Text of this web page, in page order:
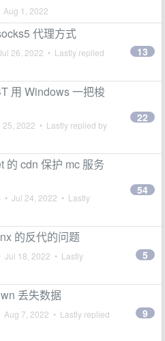
Aug 1, 2022
代理方式
26, 2022 • Lastly replied
13
用 Windows 一把梭
25, 2022 • Lastly replied by
22
的 cdn 保护 mc 服务
• Jul 24, 2022 • Lastly
54
的反代的问题
Jul 18, 2022 • Lastly
5
丢失数据
Aug 7, 2022 • Lastly replied
9